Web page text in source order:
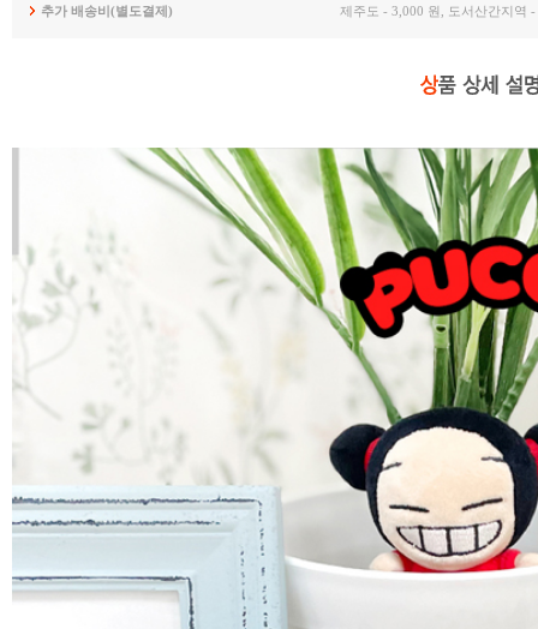
추가 배송비(별도결제)
제주도 - 3,000 원, 도서산간지역 -